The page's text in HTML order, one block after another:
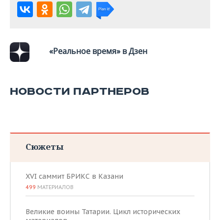
«Реальное время» в Дзен
НОВОСТИ ПАРТНЕРОВ
Сюжеты
XVI саммит БРИКС в Казани
499 МАТЕРИАЛОВ
Великие воины Татарии. Цикл исторических